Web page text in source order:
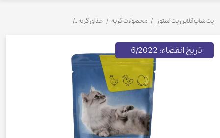
خروج از حساب کاربری
پت شاپ آنلاین پت استور محصولات گربه غذای گربه
تاریخ انقضاء: 6/2022